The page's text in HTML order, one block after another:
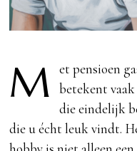
M
et pensioen
betekent
die eindelijk
die u écht leuk vindt.